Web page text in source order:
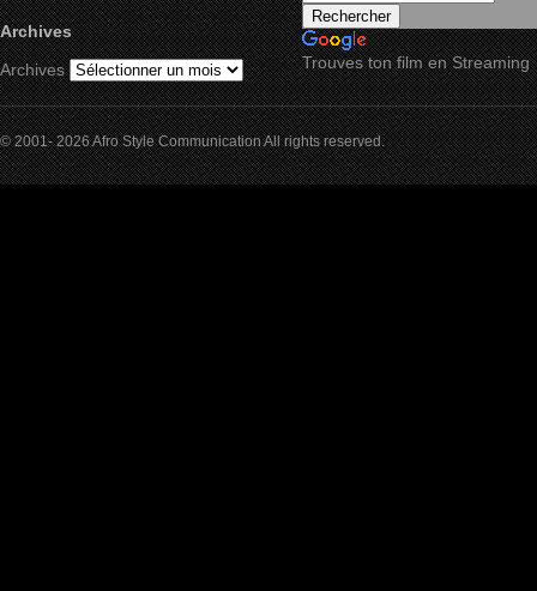
Archives
Archives
Trouves ton film en Streaming
© 2001- 2026 Afro Style Communication All rights reserved.